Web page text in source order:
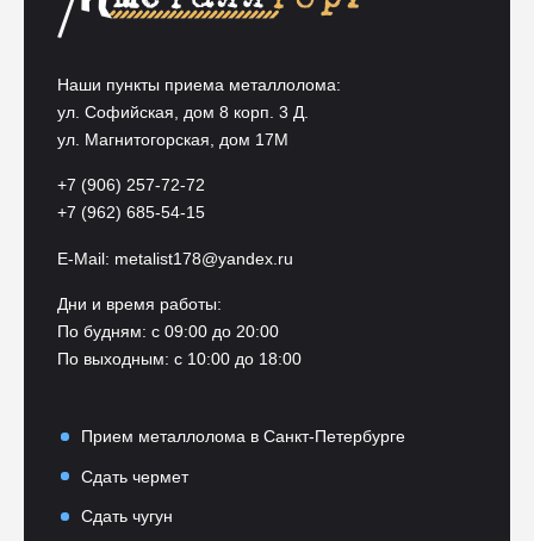
Наши пункты приема металлолома:
ул. Софийская, дом 8 корп. 3 Д.
ул. Магнитогорская, дом 17М
+7 (906) 257-72-72
+7 (962) 685-54-15
E-Mail: metalist178@yandex.ru
Дни и время работы:
По будням: с 09:00 до 20:00
По выходным: с 10:00 до 18:00
Прием металлолома в Санкт-Петербурге
Сдать чермет
Сдать чугун